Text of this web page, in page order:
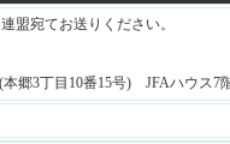
盟宛てお送りください。
郷3丁目10番15号) JFAハウス7